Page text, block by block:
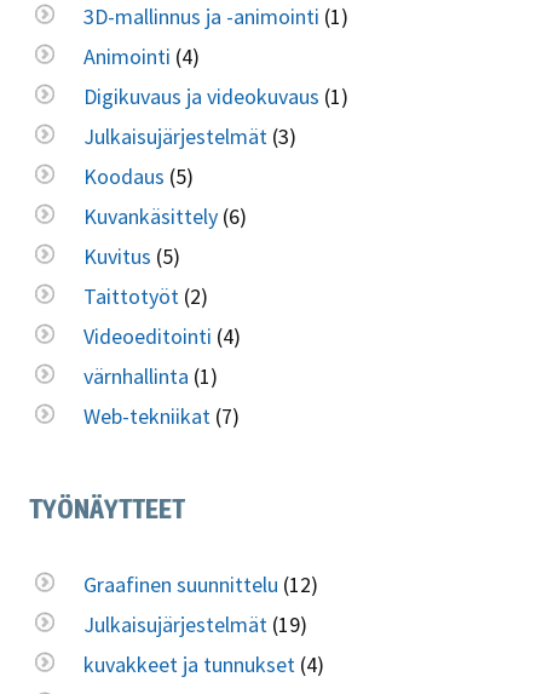
3D-mallinnus ja -animointi (1)
Animointi (4)
Digikuvaus ja videokuvaus (1)
Julkaisujärjestelmät (3)
Koodaus (5)
Kuvankäsittely (6)
Kuvitus (5)
Taittotyöt (2)
Videoeditointi (4)
värnhallinta (1)
Web-tekniikat (7)
TYÖNÄYTTEET
Graafinen suunnittelu (12)
Julkaisujärjestelmät (19)
kuvakkeet ja tunnukset (4)